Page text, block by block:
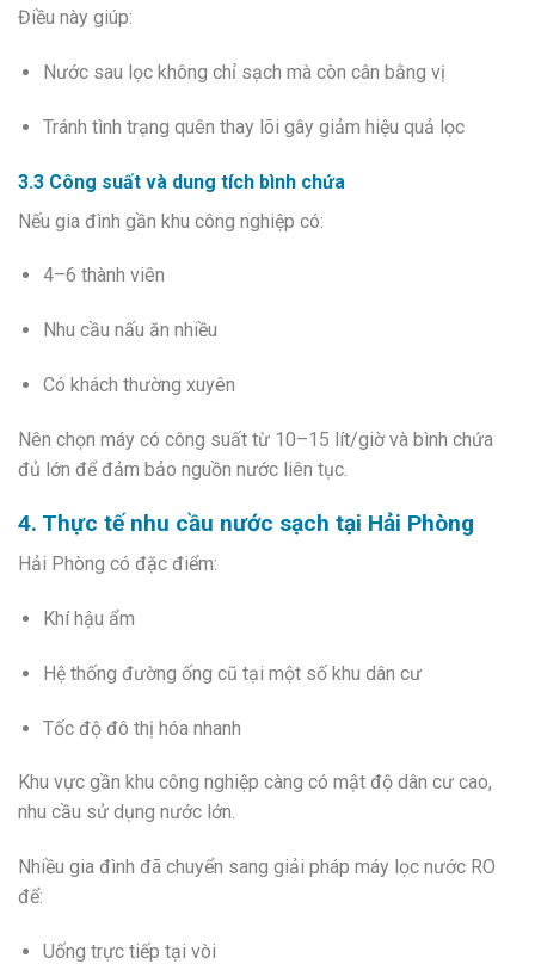
Điều này giúp:
Nước sau lọc không chỉ sạch mà còn cân bằng vị
Tránh tình trạng quên thay lõi gây giảm hiệu quả lọc
3.3 Công suất và dung tích bình chứa
Nếu gia đình gần khu công nghiệp có:
4–6 thành viên
Nhu cầu nấu ăn nhiều
Có khách thường xuyên
Nên chọn máy có công suất từ 10–15 lít/giờ và bình chứa
đủ lớn để đảm bảo nguồn nước liên tục.
4. Thực tế nhu cầu nước sạch tại Hải Phòng
Hải Phòng có đặc điểm:
Khí hậu ẩm
Hệ thống đường ống cũ tại một số khu dân cư
Tốc độ đô thị hóa nhanh
Khu vực gần khu công nghiệp càng có mật độ dân cư cao,
nhu cầu sử dụng nước lớn.
Nhiều gia đình đã chuyển sang giải pháp máy lọc nước RO
để:
Uống trực tiếp tại vòi